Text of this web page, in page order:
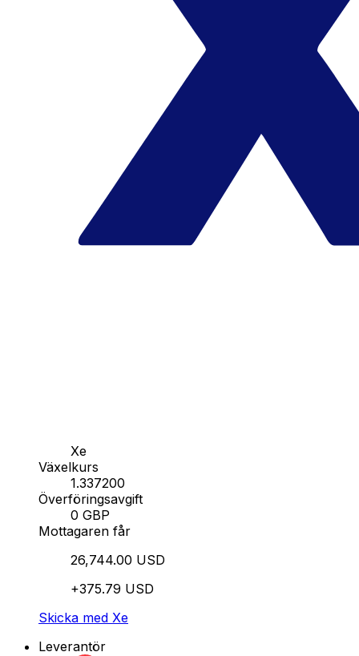
Xe
Växelkurs
1.337200
Överföringsavgift
0 GBP
Mottagaren får
26,744.00 USD
+375.79 USD
Skicka med Xe
Leverantör